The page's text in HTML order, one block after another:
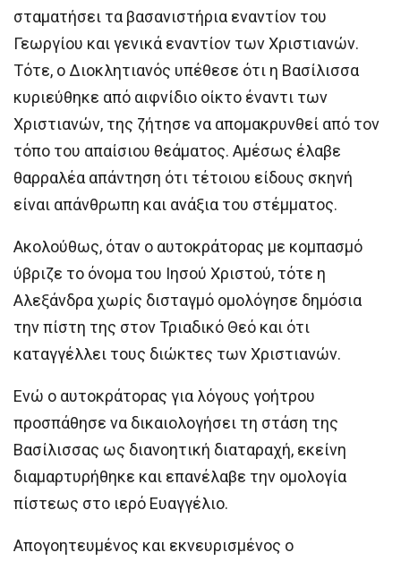
σταματήσει τα βασανιστήρια εναντίον του
Γεωργίου και γενικά εναντίον των Χριστιανών.
Τότε, ο Διοκλητιανός υπέθεσε ότι η Βασίλισσα
κυριεύθηκε από αιφνίδιο οίκτο έναντι των
Χριστιανών, της ζήτησε να απομακρυνθεί από τον
τόπο του απαίσιου θεάματος. Αμέσως έλαβε
θαρραλέα απάντηση ότι τέτοιου είδους σκηνή
είναι απάνθρωπη και ανάξια του στέμματος.
Ακολούθως, όταν ο αυτοκράτορας με κομπασμό
ύβριζε το όνομα του Ιησού Χριστού, τότε η
Αλεξάνδρα χωρίς δισταγμό ομολόγησε δημόσια
την πίστη της στον Τριαδικό Θεό και ότι
καταγγέλλει τους διώκτες των Χριστιανών.
Ενώ ο αυτοκράτορας για λόγους γοήτρου
προσπάθησε να δικαιολογήσει τη στάση της
Βασίλισσας ως διανοητική διαταραχή, εκείνη
διαμαρτυρήθηκε και επανέλαβε την ομολογία
πίστεως στο ιερό Ευαγγέλιο.
Απογοητευμένος και εκνευρισμένος ο